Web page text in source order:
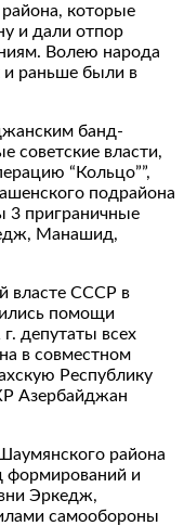
которые
и дали отпор
Волею народа
и раньше были в
банд-
советские власти,
“Кольцо””,
подрайона
3 приграничные
Манашид,
власте СССР в
помощи
депутаты всех
в совместном
Республику
Азербайджан
района
формирований и
Эркедж,
самообороны